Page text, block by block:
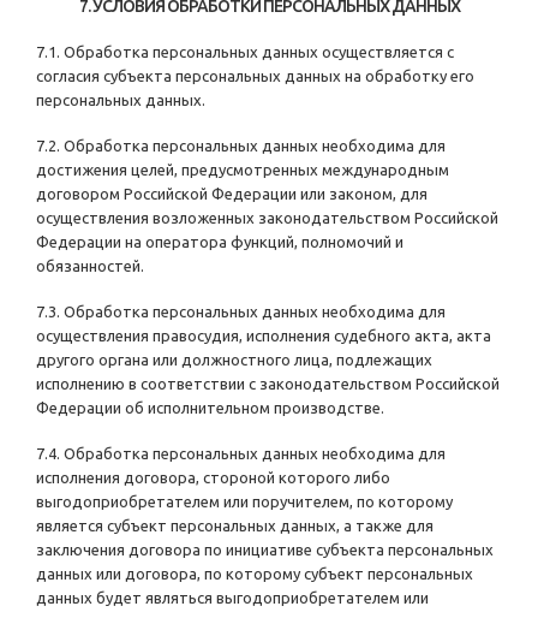
7. УСЛОВИЯ ОБРАБОТКИ ПЕРСОНАЛЬНЫХ ДАННЫХ
7.1. Обработка персональных данных осуществляется с
согласия субъекта персональных данных на обработку его
персональных данных.
7.2. Обработка персональных данных необходима для
достижения целей, предусмотренных международным
договором Российской Федерации или законом, для
осуществления возложенных законодательством Российской
Федерации на оператора функций, полномочий и
обязанностей.
7.3. Обработка персональных данных необходима для
осуществления правосудия, исполнения судебного акта, акта
другого органа или должностного лица, подлежащих
исполнению в соответствии с законодательством Российской
Федерации об исполнительном производстве.
7.4. Обработка персональных данных необходима для
исполнения договора, стороной которого либо
выгодоприобретателем или поручителем, по которому
является субъект персональных данных, а также для
заключения договора по инициативе субъекта персональных
данных или договора, по которому субъект персональных
данных будет являться выгодоприобретателем или